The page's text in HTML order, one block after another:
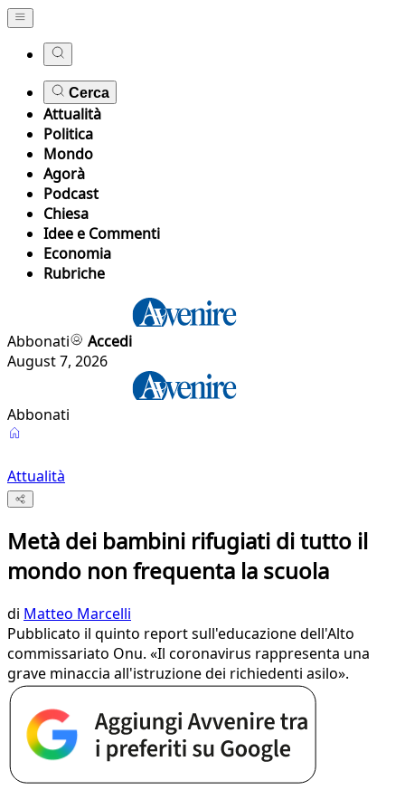
Cerca
Attualità
Politica
Mondo
Agorà
Podcast
Chiesa
Idee e Commenti
Economia
Rubriche
Abbonati
Accedi
August 7, 2026
Abbonati
Attualità
Metà dei bambini rifugiati di tutto il
mondo non frequenta la scuola
di Matteo Marcelli
Pubblicato il quinto report sull'educazione dell'Alto
commissariato Onu. «Il coronavirus rappresenta una
grave minaccia all'istruzione dei richiedenti asilo».